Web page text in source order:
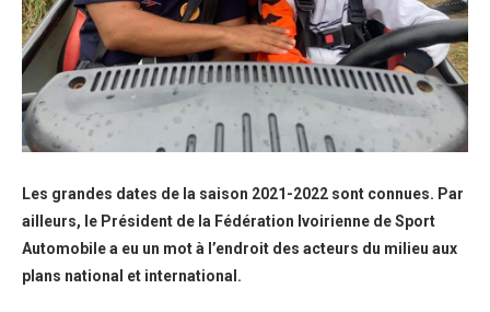
Les grandes dates de la saison 2021-2022 sont connues. Par
ailleurs, le Président de la Fédération Ivoirienne de Sport
Automobile a eu un mot à l’endroit des acteurs du milieu aux
plans national et international.